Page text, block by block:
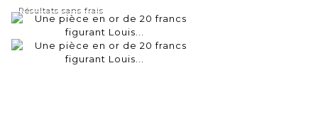
Résultats sans frais